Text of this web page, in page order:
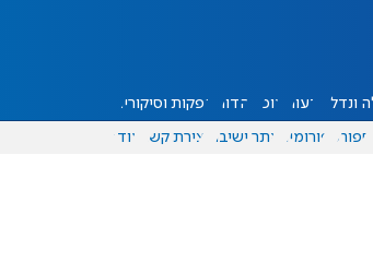
ונדל"ן דעות אוכל יהדות הפקות וסיקורים
ספורט פורומים אתר ישיבה יצירת קשר עוד